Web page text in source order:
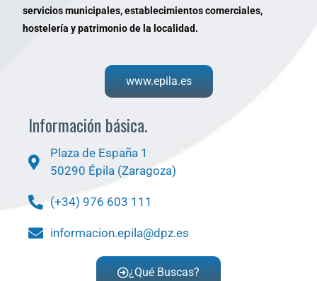
servicios municipales, establecimientos comerciales,
hostelería y patrimonio de la localidad.
www.epila.es
Información básica.
Plaza de España 1
50290 Épila (Zaragoza)
(+34) 976 603 111
informacion.epila@dpz.es
¿Qué Buscas?